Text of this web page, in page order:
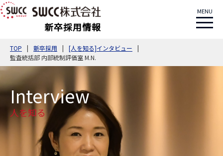
新卒採用情報
MENU
TOP 新卒採用
[人を知る]インタビュー
監査統括部 内部統制評価室 M.N.
Interview
人を知る